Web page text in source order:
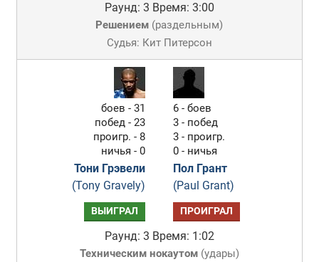
Раунд: 3 Время: 3:00
Решением (раздельным)
Судья: Кит Питерсон
боев - 31
побед - 23
проигр. - 8
ничья - 0
Тони Грэвели
(Tony Gravely)
6 - боев
3 - побед
3 - проигр.
0 - ничья
Пол Грант
(Paul Grant)
ВЫИГРАЛ ПРОИГРАЛ
Раунд: 3 Время: 1:02
Техническим нокаутом(удары)